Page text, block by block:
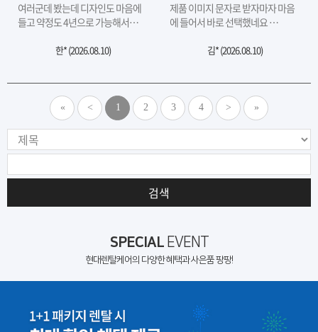
여러군데 봤는데 디자인도 마음에
들고 약정도 4년으로 가능해서…
한* (2026.08.10)
제품 이미지 문자로 받자마자 마음
에 들어서 바로 선택했네요 …
김* (2026.08.10)
« < 1 2 3 4 > »
검색
SPECIALEVENT
현대렌탈케어의 다양한 혜택과 사은품 팡팡!